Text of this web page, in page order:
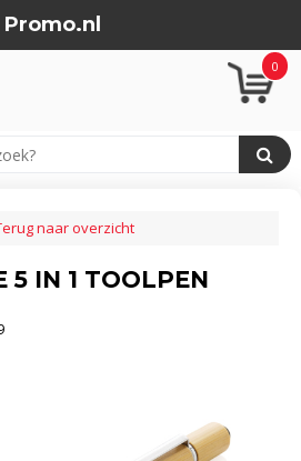
Promo.nl
0
naar overzicht
5 IN 1 TOOLPEN